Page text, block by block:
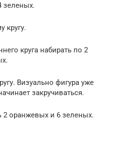
зеленых.
кругу.
круга набирать по 2
Визуально фигура уже
закручиваться.
2 оранжевых и 6 зеленых.